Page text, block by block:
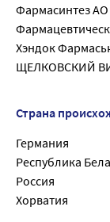
Фармасинтез АО
Хэндок
ЩЕЛКОВСКИЙ
Страна
Германия
Республика
Россия
Хорватия